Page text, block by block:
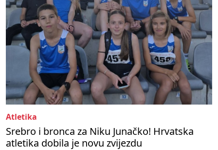
Atletika
Srebro i bronca za Niku Junačko! Hrvatska
atletika dobila je novu zvijezdu